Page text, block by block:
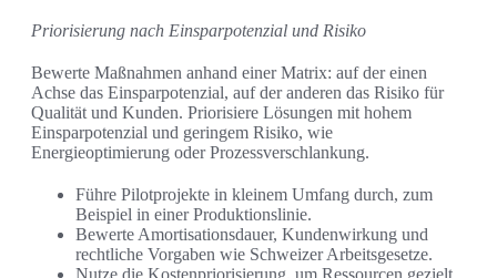
Priorisierung nach Einsparpotenzial und Risiko
Bewerte Maßnahmen anhand einer Matrix: auf der einen
Achse das Einsparpotenzial, auf der anderen das Risiko für
Qualität und Kunden. Priorisiere Lösungen mit hohem
Einsparpotenzial und geringem Risiko, wie
Energieoptimierung oder Prozessverschlankung.
Führe Pilotprojekte in kleinem Umfang durch, zum
Beispiel in einer Produktionslinie.
Bewerte Amortisationsdauer, Kundenwirkung und
rechtliche Vorgaben wie Schweizer Arbeitsgesetze.